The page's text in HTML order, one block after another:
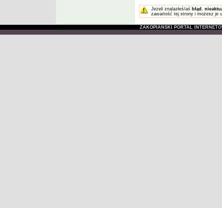
Jeżeli znalazłeś/aś błąd ,
zawartość tej strony i możesz je
ZAKOPIAŃSKI PORTAL